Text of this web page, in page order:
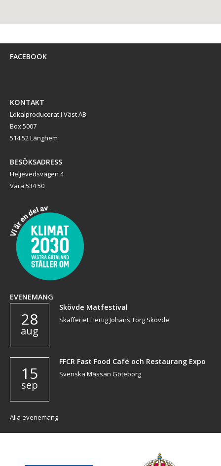
FACEBOOK
KONTAKT
Lokalproducerat i Väst AB
Box 5007
514 52 Länghem
BESÖKSADRESS
Heljevedsvägen 4
Vara 534 50
EVENEMANG
28
aug
Skövde Matfestival
Skafferiet Hertig Johans Torg Skövde
15
sep
FFCR Fast Food Café och Restaurang Expo
Svenska Mässan Göteborg
Alla evenemang